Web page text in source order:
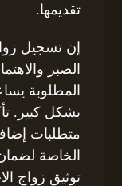
تقديمها.
إن تسجيل
الصبر
المطلوبة
بشكل كبير.
متطلبات
الخاصة
توثيق زواج